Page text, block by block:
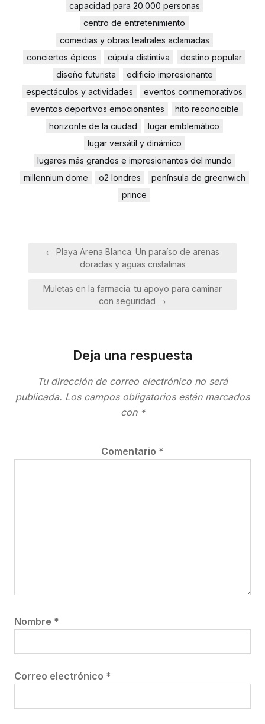
capacidad para 20.000 personas
centro de entretenimiento
comedias y obras teatrales aclamadas
conciertos épicos
cúpula distintiva
destino popular
diseño futurista
edificio impresionante
espectáculos y actividades
eventos conmemorativos
eventos deportivos emocionantes
hito reconocible
horizonte de la ciudad
lugar emblemático
lugar versátil y dinámico
lugares más grandes e impresionantes del mundo
millennium dome
o2 londres
península de greenwich
prince
Navegación
← Playa Arena Blanca: Un paraíso de arenas
doradas y aguas cristalinas
Muletas en la farmacia: tu apoyo para caminar
con seguridad →
Deja una respuesta
Tu dirección de correo electrónico no será
publicada. Los campos obligatorios están marcados
con *
Comentario *
Nombre *
Correo electrónico *